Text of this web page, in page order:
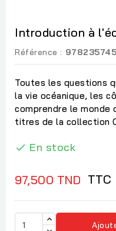
Introduction à
Référence :
Toutes les questions
la vie océanique, les
comprendre le monde
titres de la collection
 En stock
97,500 TND TTC